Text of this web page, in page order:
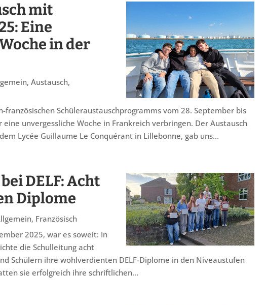
mit
Eine
in der
,Austausch,
französischen Schüleraustauschprogramms vom 28. September bis
unvergessliche Woche in Frankreich verbringen. Der Austausch
Lycée Guillaume Le Conquérant in Lillebonne, gab uns...
DELF: Acht
Diplome
, Französisch
2025, war es soweit: In
die Schulleitung acht
Schülern ihre wohlverdienten DELF-Diplome in den Niveaustufen
sie erfolgreich ihre schriftlichen...